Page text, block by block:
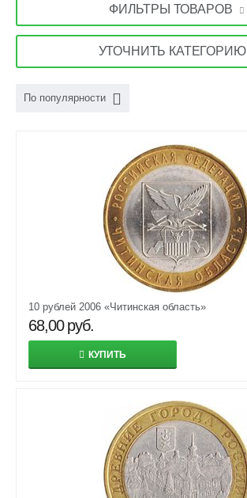
ФИЛЬТРЫ ТОВАРОВ
УТОЧНИТЬ КАТЕГОРИЮ
По популярности
10 рублей 2006 «Читинская область»
68,00 руб.
КУПИТЬ